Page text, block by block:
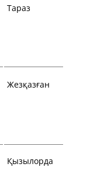
Тараз
Жезқазған
Қызылорда